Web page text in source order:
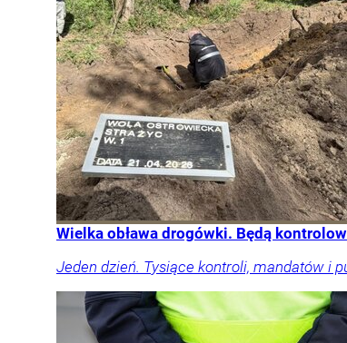
Wielka obława drogówki. Będą
Jeden dzień. Tysiące kontroli, mandatów i